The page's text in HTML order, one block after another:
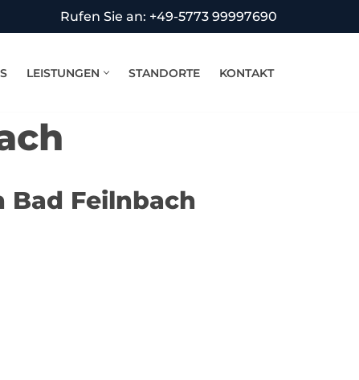
Rufen Sie an: +49-5773 99997690
LEISTUNGEN STANDORTE KONTAKT
Feilnbach